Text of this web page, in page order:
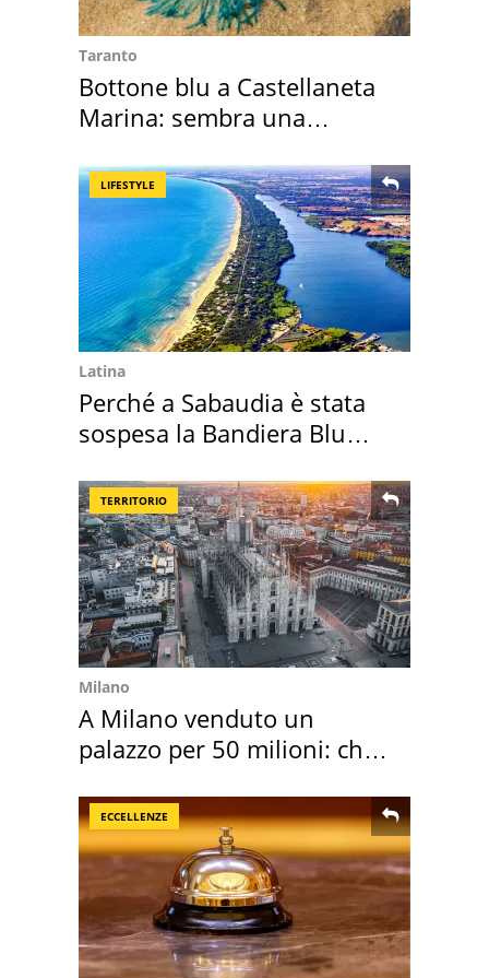
Taranto
Bottone blu a Castellaneta
Marina: sembra una
LIFESTYLE
Latina
Perché a Sabaudia è stata
sospesa la Bandiera Blu
TERRITORIO
Milano
A Milano venduto un
palazzo per 50 milioni: chi
ECCELLENZE